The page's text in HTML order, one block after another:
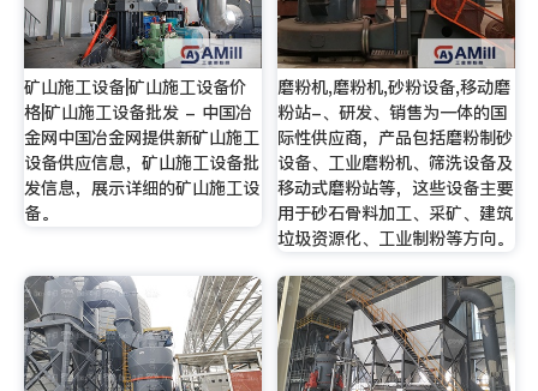
矿山施工设备|矿山施工设备价
格|矿山施工设备批发 - 中国冶
金网中国冶金网提供新矿山施工
设备供应信息，矿山施工设备批
发信息，展示详细的矿山施工设
备。
磨粉机,磨粉机,砂粉设备,移动磨
粉站-、研发、销售为一体的国
际性供应商，产品包括磨粉制砂
设备、工业磨粉机、筛洗设备及
移动式磨粉站等，这些设备主要
用于砂石骨料加工、采矿、建筑
垃圾资源化、工业制粉等方向。